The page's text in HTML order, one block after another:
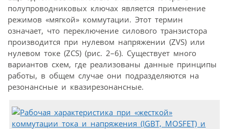
полупроводниковых ключах является применение
режимов «мягкой» коммутации. Этот термин
означает, что переключение силового транзистора
производится при нулевом напряжении (ZVS) или
нулевом токе (ZCS) (рис. 2–6). Существует много
вариантов схем, где реализованы данные принципы
работы, в общем случае они подразделяются на
резонансные и квазирезонансные.